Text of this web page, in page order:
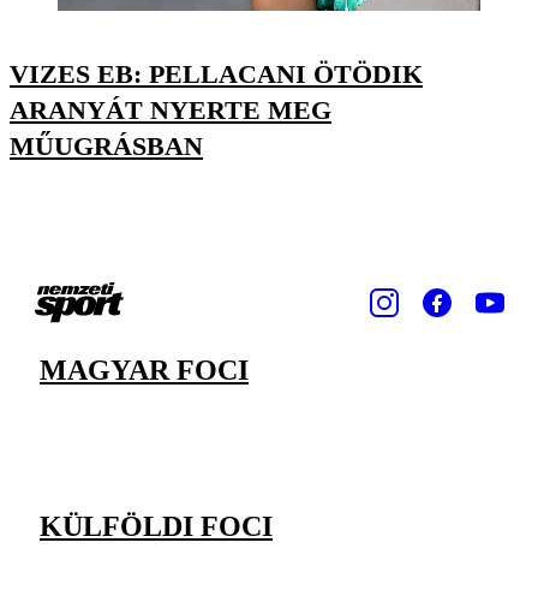
VIZES EB: PELLACANI ÖTÖDIK
ARANYÁT NYERTE MEG
MŰUGRÁSBAN
MAGYAR FOCI
KÜLFÖLDI FOCI